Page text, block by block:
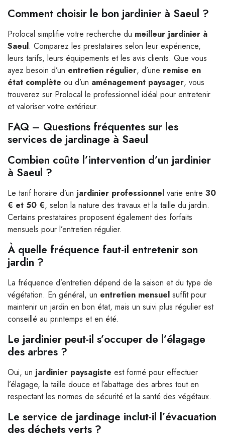
Comment choisir le bon jardinier à Saeul ?
Prolocal simplifie votre recherche du meilleur jardinier à
Saeul. Comparez les prestataires selon leur expérience,
leurs tarifs, leurs équipements et les avis clients. Que vous
ayez besoin d’un entretien régulier, d’une remise en
état complète ou d’un aménagement paysager, vous
trouverez sur Prolocal le professionnel idéal pour entretenir
et valoriser votre extérieur.
FAQ – Questions fréquentes sur les
services de jardinage à Saeul
Combien coûte l’intervention d’un jardinier
à Saeul ?
Le tarif horaire d’un jardinier professionnel varie entre 30
€ et 50 €, selon la nature des travaux et la taille du jardin.
Certains prestataires proposent également des forfaits
mensuels pour l’entretien régulier.
À quelle fréquence faut-il entretenir son
jardin ?
La fréquence d’entretien dépend de la saison et du type de
végétation. En général, un entretien mensuel suffit pour
maintenir un jardin en bon état, mais un suivi plus régulier est
conseillé au printemps et en été.
Le jardinier peut-il s’occuper de l’élagage
des arbres ?
Oui, un jardinier paysagiste est formé pour effectuer
l’élagage, la taille douce et l’abattage des arbres tout en
respectant les normes de sécurité et la santé des végétaux.
Le service de jardinage inclut-il l’évacuation
des déchets verts ?